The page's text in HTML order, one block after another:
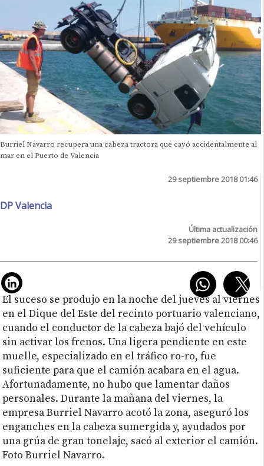
Burriel Navarro recupera una cabeza tractora que cayó accidentalmente al
mar en el Puerto de Valencia
29 septiembre 2018 01:46
DP Valencia
Última actualización
29 septiembre 2018 00:46
El suceso se produjo en la noche del jueves al viernes
en el Dique del Este del recinto portuario valenciano,
cuando el conductor de la cabeza bajó del vehículo
sin activar los frenos. Una ligera pendiente en este
muelle, especializado en el tráfico ro-ro, fue
suficiente para que el camión acabara en el agua.
Afortunadamente, no hubo que lamentar daños
personales. Durante la mañana del viernes, la
empresa Burriel Navarro acotó la zona, aseguró los
enganches en la cabeza sumergida y, ayudados por
una grúa de gran tonelaje, sacó al exterior el camión.
Foto Burriel Navarro.